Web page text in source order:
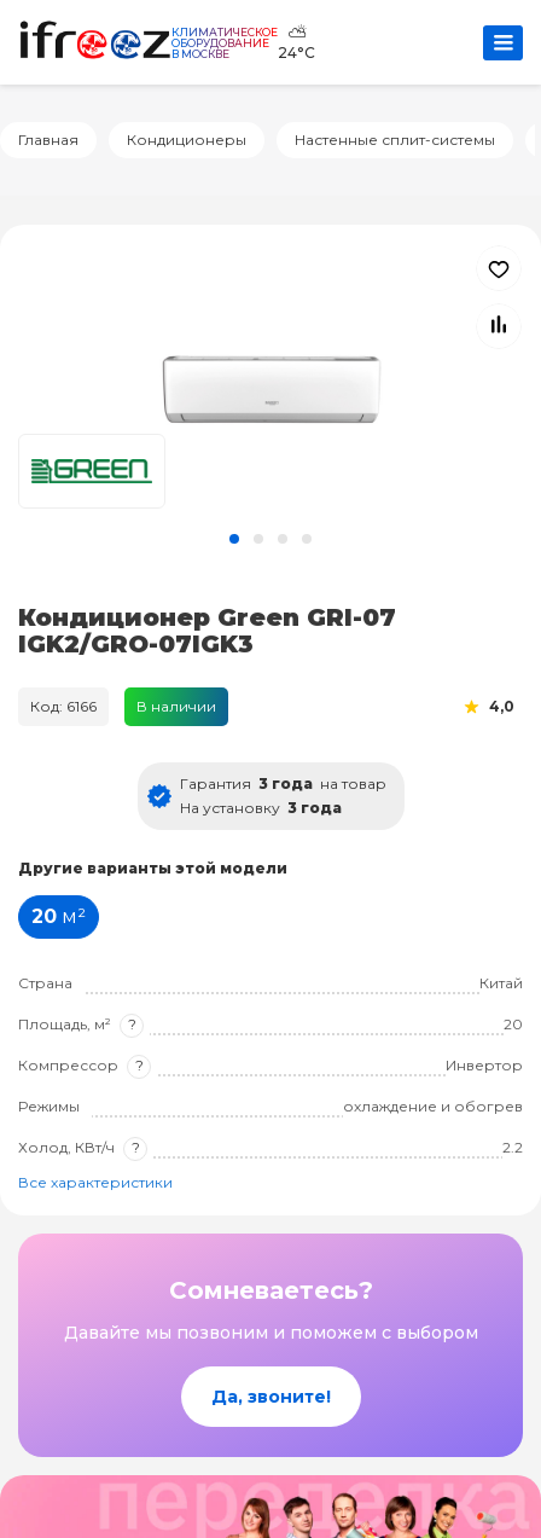
КЛИМАТИЧЕСКОЕ
ОБОРУДОВАНИЕ
В МОСКВЕ
⛅
24°C
Главная Кондиционеры Настенные сплит-системы
Кондиционер Green GRI-07
IGK2/GRO-07IGK3
Код: 6166 В наличии 4,0
Гарантия 3 года на товар
На установку 3 года
Другие варианты этой модели
20 м²
Страна Китай
Площадь, м² ? 20
Компрессор ? Инвертор
Режимы охлаждение и обогрев
Холод, КВт/ч ?
2.2
Все характеристики
Сомневаетесь?
Давайте мы позвоним и поможем с выбором
Да, звоните!